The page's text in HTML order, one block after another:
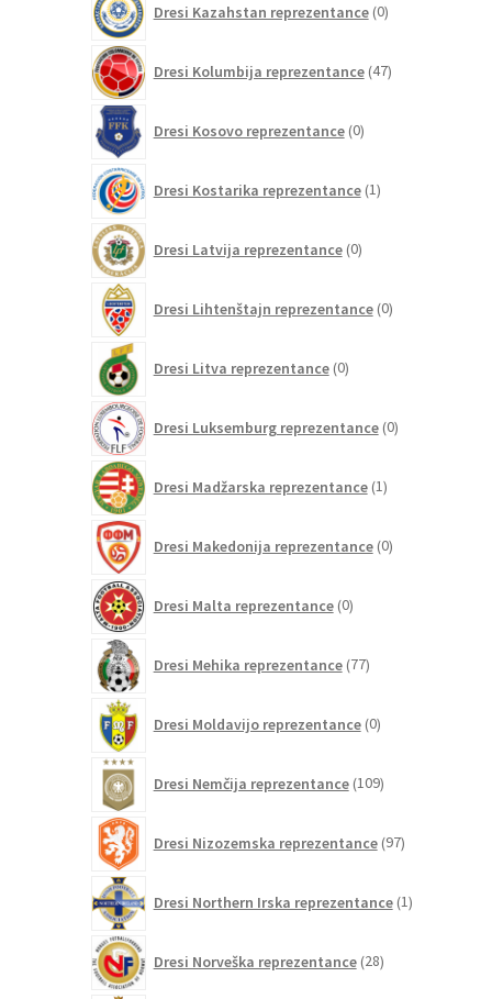
Dresi Kazahstan reprezentance 0izdelkov
Dresi Kolumbija reprezentance 47izdelkov
Dresi Kosovo reprezentance 0izdelkov
Dresi Kostarika reprezentance 1izdelek
Dresi Latvija reprezentance 0izdelkov
Dresi Lihtenštajn reprezentance 0izdelkov
Dresi Litva reprezentance 0izdelkov
Dresi Luksemburg reprezentance 0izdelkov
Dresi Madžarska reprezentance 1izdelek
Dresi Makedonija reprezentance 0izdelkov
Dresi Malta reprezentance 0izdelkov
Dresi Mehika reprezentance 77izdelkov
Dresi Moldavijo reprezentance 0izdelkov
Dresi Nemčija reprezentance 109izdelkov
Dresi Nizozemska reprezentance 97izdelkov
Dresi Northern Irska reprezentance 1izdelek
Dresi Norveška reprezentance 28izdelkov